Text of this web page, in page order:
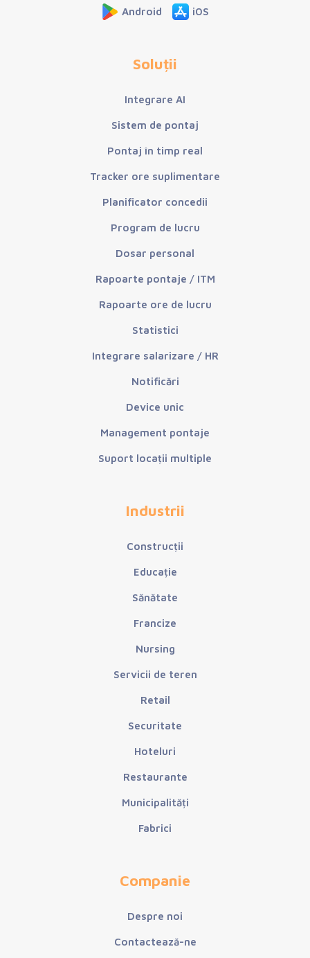
Android iOS
Soluții
Integrare AI
Sistem de pontaj
Pontaj în timp real
Tracker ore suplimentare
Planificator concedii
Program de lucru
Dosar personal
Rapoarte pontaje / ITM
Rapoarte ore de lucru
Statistici
Integrare salarizare / HR
Notificări
Device unic
Management pontaje
Suport locații multiple
Industrii
Construcții
Educație
Sănătate
Francize
Nursing
Servicii de teren
Retail
Securitate
Hoteluri
Restaurante
Municipalități
Fabrici
Companie
Despre noi
Contactează-ne